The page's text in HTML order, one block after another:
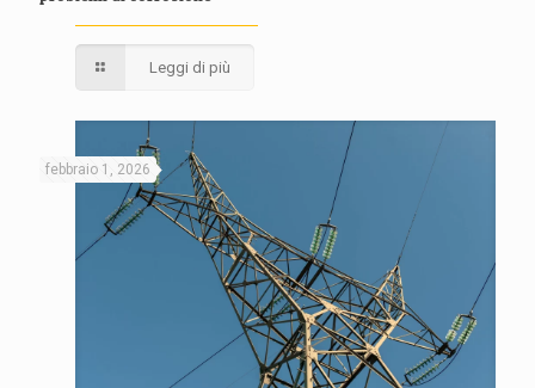
Leggi di più
febbraio 1, 2026